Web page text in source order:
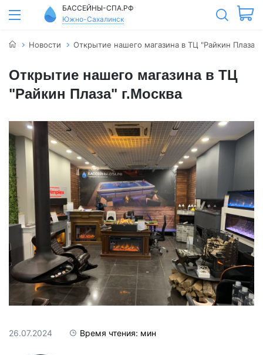
БАССЕЙНЫ-СПА.РФ
Южно-Сахалинск
Новости Открытие нашего магазина в ТЦ "Райкин Плаза"
Открытие нашего магазина в ТЦ
"Райкин Плаза" г.Москва
26.07.2024 Время чтения: мин